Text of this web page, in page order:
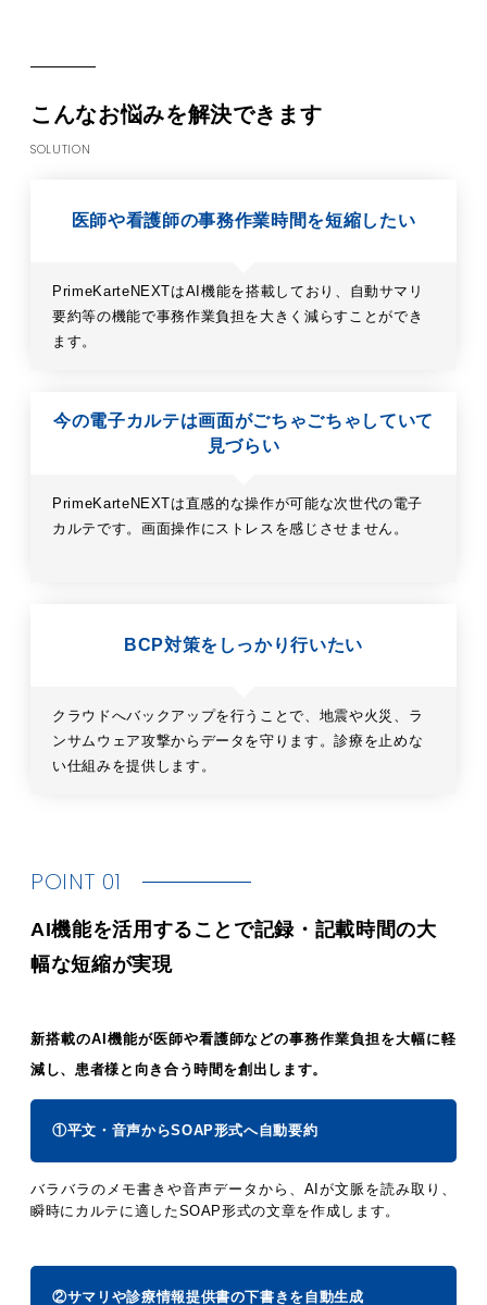
こんなお悩みを解決できます
SOLUTION
医師や看護師の事務作業時間を短縮したい
PrimeKarteNEXTはAI機能を搭載しており、自動サマリ
要約等の機能で事務作業負担を大きく減らすことができ
ます。
今の電子カルテは画面がごちゃごちゃしていて
見づらい
PrimeKarteNEXTは直感的な操作が可能な次世代の電子
カルテです。画面操作にストレスを感じさせません。
BCP対策をしっかり行いたい
クラウドへバックアップを行うことで、地震や火災、ラ
ンサムウェア攻撃からデータを守ります。診療を止めな
い仕組みを提供します。
POINT 01
AI機能を活用することで記録・記載時間の大
幅な短縮が実現
新搭載のAI機能が医師や看護師などの事務作業負担を大幅に軽
減し、患者様と向き合う時間を創出します。
①平文・音声からSOAP形式へ自動要約
バラバラのメモ書きや音声データから、AIが文脈を読み取り、
瞬時にカルテに適したSOAP形式の文章を作成します。
②サマリや診療情報提供書の下書きを自動生成